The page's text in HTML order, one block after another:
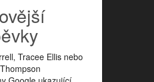
Tracee Ellis nebo